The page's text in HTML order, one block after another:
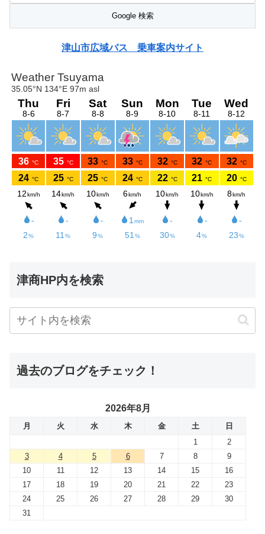
津山市広域バス 乗車案内サイト
津商HP内を検索
過去のブログをチェック！
2026年8月
月 火 水 木 金 土
日
1
2
3
4 5 6 7 8
9
10
11 12 13 14 15
16
17
18 19 20 21 22
23
24
25 26 27 28 29
30
31